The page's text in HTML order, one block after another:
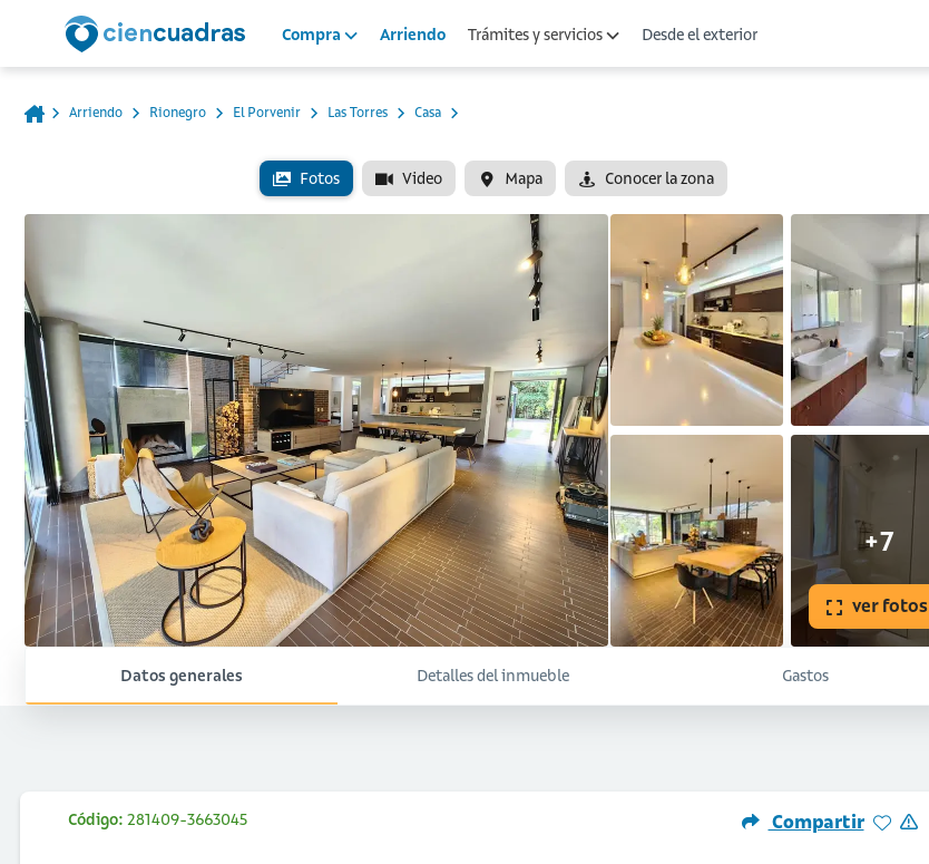
Compra Arriendo Trámites y servicios Desde el exterior
Arriendo Rionegro El Porvenir Las Torres Casa
Fotos Video Mapa Conocer la zona
+7
ver fotos
Datos generales Detalles del inmueble Gastos
Código: 281409-3663045 Compartir